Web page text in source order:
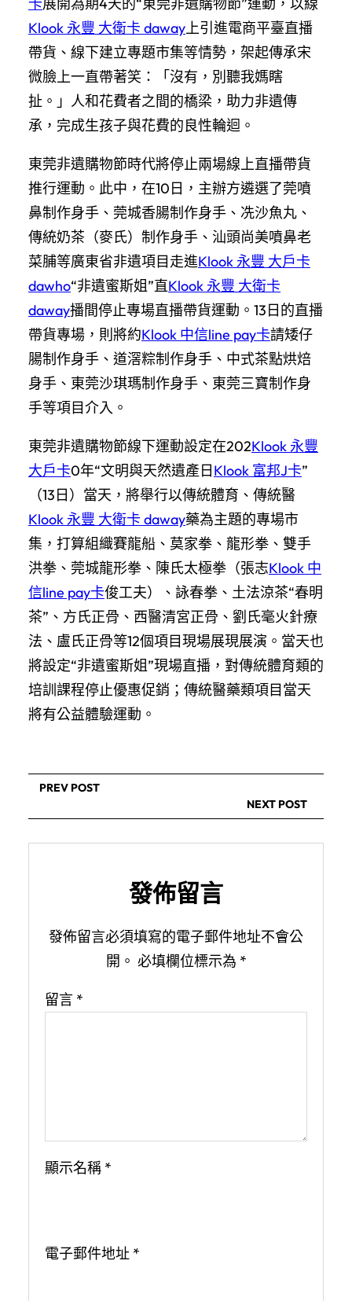
Klook 永豐 大衛卡 daway上引進電商平臺直播
帶貨、線下建立專題市集等情勢，架起傳承宋
微臉上一直帶著笑：「沒有，別聽我媽瞎
扯。」人和花費者之間的橋梁，助力非遺傳
承，完成生孩子與花費的良性輪迴。
東莞非遺購物節時代將停止兩場線上直播帶貨
推行運動。此中，在10日，主辦方遴選了莞噴
鼻制作身手、莞城香腸制作身手、冼沙魚丸、
傳統奶茶（麥氏）制作身手、汕頭尚美噴鼻老
菜脯等廣東省非遺項目走進Klook 永豐 大戶卡
dawho“非遺蜜斯姐”直Klook 永豐 大衛卡
daway播間停止專場直播帶貨運動。13日的直播
帶貨專場，則將約Klook 中信line pay卡請矮仔
腸制作身手、道滘粽制作身手、中式茶點烘焙
身手、東莞沙琪瑪制作身手、東莞三寶制作身
手等項目介入。
東莞非遺購物節線下運動設定在202Klook 永豐
大戶卡0年“文明與天然遺產日Klook 富邦J卡”
（13日）當天，將舉行以傳統體育、傳統醫
Klook 永豐 大衛卡 daway藥為主題的專場市
集，打算組織賽龍船、莫家拳、龍形拳、雙手
洪拳、莞城龍形拳、陳氏太極拳（張志Klook 中
信line pay卡俊工夫）、詠春拳、土法涼茶“春明
茶”、方氏正骨、西醫清宮正骨、劉氏毫火針療
法、盧氏正骨等12個項目現場展現展演。當天也
將設定“非遺蜜斯姐”現場直播，對傳統體育類的
培訓課程停止優惠促銷；傳統醫藥類項目當天
將有公益體驗運動。
PREV POST
NEXT POST
發佈留言
發佈留言必須填寫的電子郵件地址不會公
開。 必填欄位標示為 *
留言 *
顯示名稱 *
電子郵件地址 *